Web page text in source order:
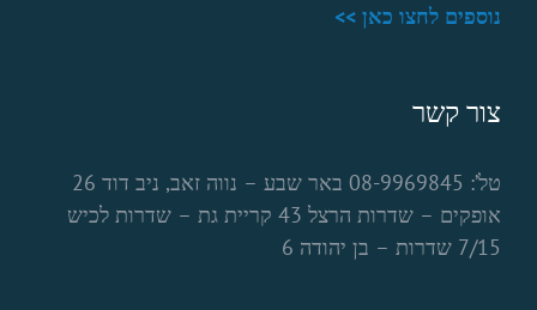
נוספים לחצו כאן >>
צור קשר
טל’: 08-9969845 באר שבע – נווה זאב, ניב דוד 26
אופקים – שדרות הרצל 43 קריית גת – שדרות לכיש
7/15 שדרות – בן יהודה 6